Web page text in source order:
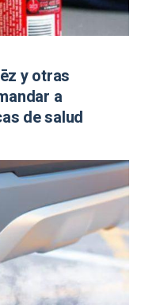
y otras
a
de salud